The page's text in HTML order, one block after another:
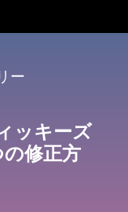
ー
ッキーズ
修正方